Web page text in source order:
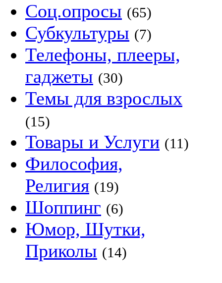
Соц.опросы (65)
Субкультуры (7)
Телефоны, плееры,
гаджеты (30)
Темы для взрослых
(15)
Товары и Услуги (11)
Философия,
Религия (19)
Шоппинг (6)
Юмор, Шутки,
Приколы (14)